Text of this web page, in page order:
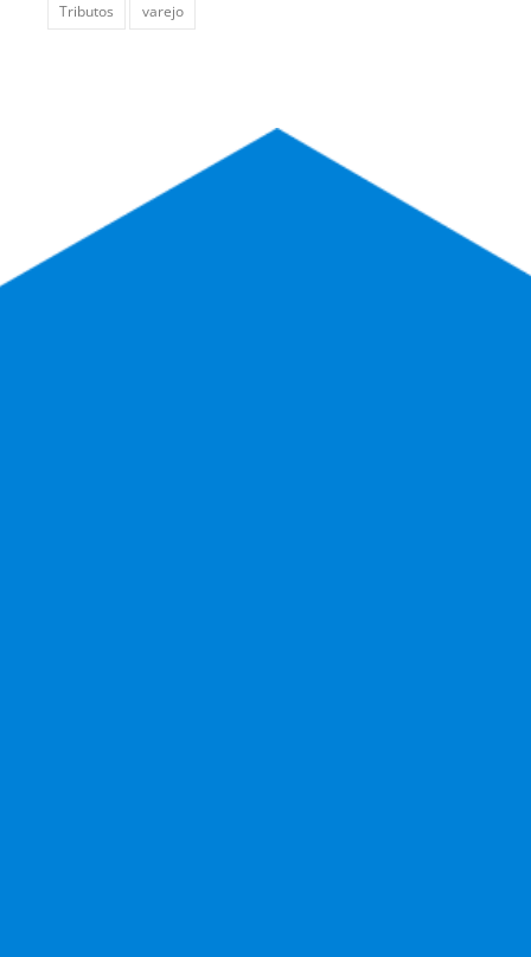
Tributos
varejo